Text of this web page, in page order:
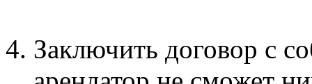
Заключить договор с